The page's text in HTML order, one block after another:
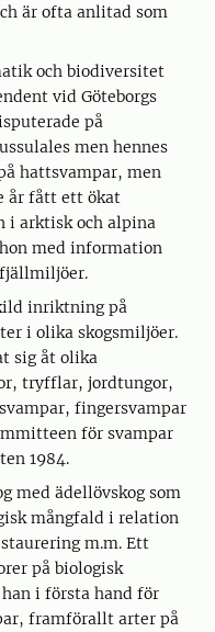
är ofta anlitad som
och biodiversitet
vid Göteborgs
på
men hennes
hattsvampar, men
år fått ett ökat
i arktisk och alpina
med information
inriktning på
i olika skogsmiljöer.
sig åt olika
tryfflar, jordtungor,
fingersvampar
för svampar
1984.
med ädellövskog som
mångfald i relation
m.m. Ett
på biologisk
i första hand för
framförallt arter på